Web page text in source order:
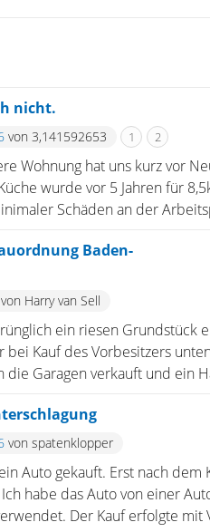
nicht.
von 3,141592653 1 2
Wohnung hat uns kurz vor
wurde vor 5 Jahren für
Schäden an der
Baden-
von Harry van Sell
ein riesen Grundstück
Kauf des Vorbesitzers
Garagen verkauft und ein
von spatenklopper
Auto gekauft. Erst nach
habe das Auto von einer
Der Kauf erfolgte mit